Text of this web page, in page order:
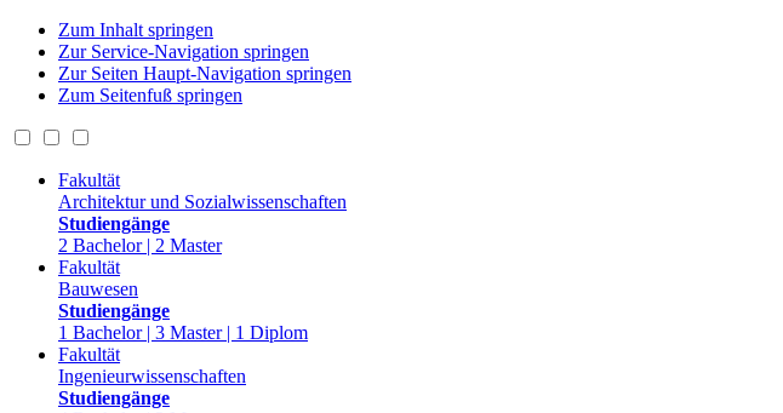
Zum Inhalt springen
Zur Service-Navigation springen
Zur Seiten Haupt-Navigation springen
Zum Seitenfuß springen
Fakultät
Architektur und Sozialwissenschaften
Studiengänge
2 Bachelor | 2 Master
Fakultät
Bauwesen
Studiengänge
1 Bachelor | 3 Master | 1 Diplom
Fakultät
Ingenieurwissenschaften
Studiengänge